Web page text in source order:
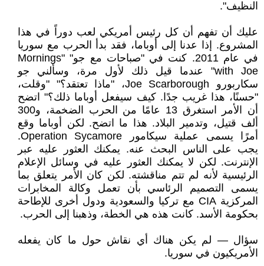
النظيف".
عليك أن تفهم أن كل رئيس أمريكي لعب دوراً في هذا
المشروع. إذا عدنا إلى أوباما، فقد بدأ الحرب مع سوريا
في عام 2011. كنت في "صباحات مع جو" "Mornings
with Joe" عندما قيل ذلك لأول مرة، وسألني جو
سكاربورو Joe Scarborough، "ماذا تعتقد؟" "وقلت،
"حسنًا، هذا غريب جدًا. كيف سيفعل أوباما ذلك؟" اتضح
أن الأمر استغرق 13 عامًا من الحرب الضخمة، و300
ألف قتيل، وتدمير البلاد. هذا ما اتضح. لكن أوباما وقع
أمرًا يسمى عملية سيكامور Operation Sycamore.
يجب على الناس البحث عنه. يمكنك العثور عليه عبر
الإنترنت. لكن لا يمكنك العثور عليه في وسائل الإعلام
الرئيسية لأنه لم تتم مناقشته. لكن كان الأمر يتعلق بما
يسمى التصميم الرئاسي بأن تعمل وكالة المخابرات
المركزية CIA مع تركيا والسعودية ودول أخرى للإطاحة
بحكومة الأسد. كانت هذه هي الخطة، وذهبنا إلى الحرب.
سؤال — لم يكن هناك أي نقاش حول ما كان يفعله
الأمريكيون في سوريا.